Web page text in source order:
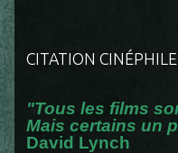
CITATION CINÉPHILE
"Tous les films
Mais certains un
David Lynch